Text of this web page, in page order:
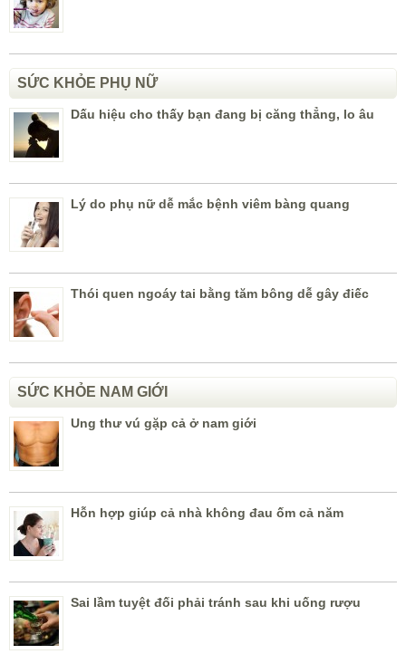
SỨC KHỎE PHỤ NỮ
Dấu hiệu cho thấy bạn đang bị căng thẳng, lo âu
Lý do phụ nữ dễ mắc bệnh viêm bàng quang
Thói quen ngoáy tai bằng tăm bông dễ gây điếc
SỨC KHỎE NAM GIỚI
Ung thư vú gặp cả ở nam giới
Hỗn hợp giúp cả nhà không đau ốm cả năm
Sai lầm tuyệt đối phải tránh sau khi uống rượu